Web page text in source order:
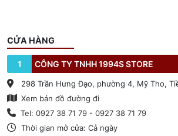
CỬA HÀNG
1 CÔNG TY TNHH 1994S STORE
298 Trần Hưng Đạo, phường 4, Mỹ Tho,
Xem bản đồ đường đi
Tel: 0927 38 71 79 - 0927 38 71 79
Thời gian mở cửa: Cả ngày